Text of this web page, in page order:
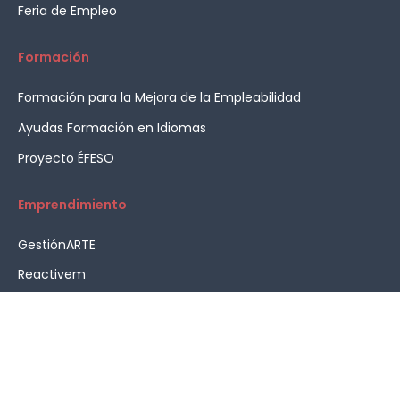
Feria de Empleo
Formación
Formación para la Mejora de la Empleabilidad
Ayudas Formación en Idiomas
Proyecto ÉFESO
Emprendimiento
GestiónARTE
Reactivem